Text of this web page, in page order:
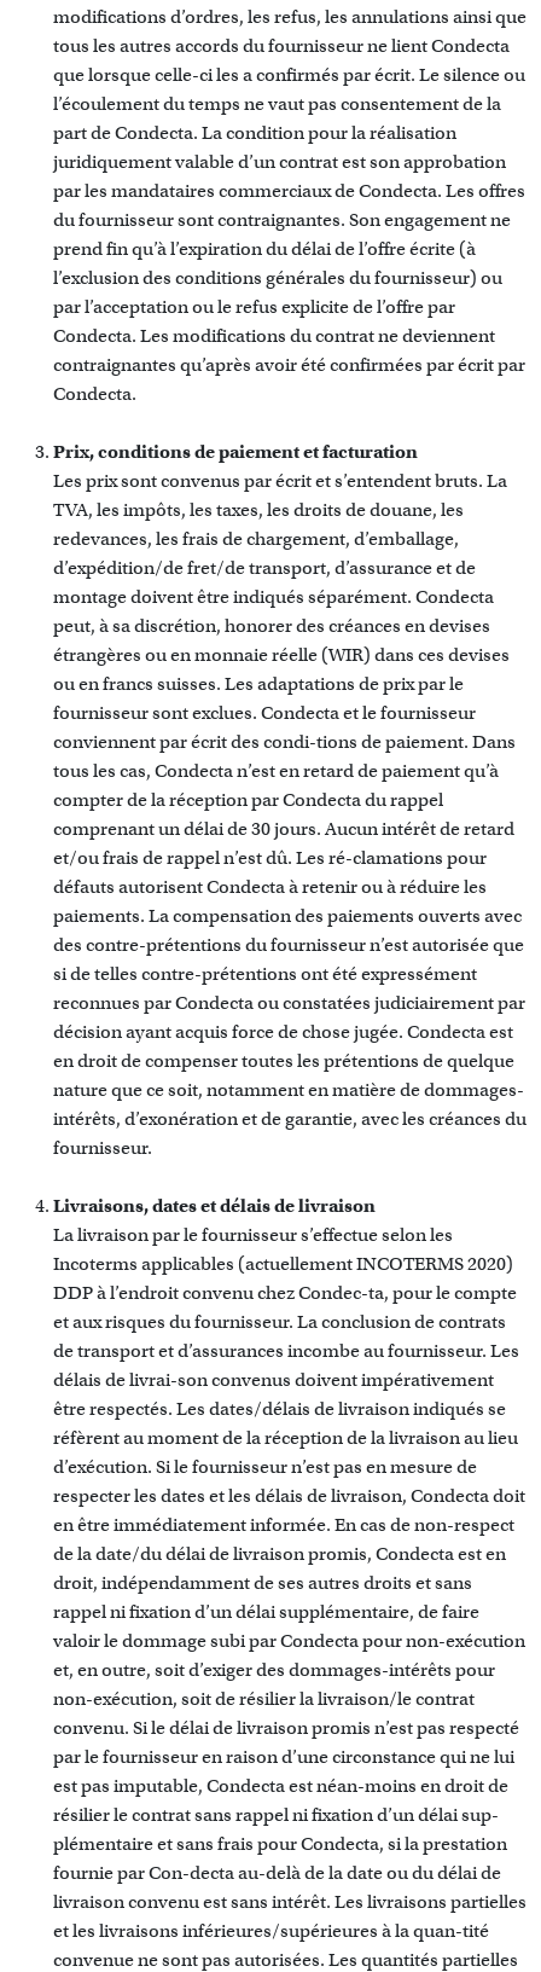
modifications d’ordres, les refus, les annulations ainsi que
tous les autres accords du fournisseur ne lient Condecta
que lorsque celle-ci les a confirmés par écrit. Le silence ou
l’écoulement du temps ne vaut pas consentement de la
part de Condecta. La condition pour la réalisation
juridiquement valable d’un contrat est son approbation
par les mandataires commerciaux de Condecta. Les offres
du fournisseur sont contraignantes. Son engagement ne
prend fin qu’à l’expiration du délai de l’offre écrite (à
l’exclusion des conditions générales du fournisseur) ou
par l’acceptation ou le refus explicite de l’offre par
Condecta. Les modifications du contrat ne deviennent
contraignantes qu’après avoir été confirmées par écrit par
Condecta.
Prix, conditions de paiement et facturation
Les prix sont convenus par écrit et s’entendent bruts. La
TVA, les impôts, les taxes, les droits de douane, les
redevances, les frais de chargement, d’emballage,
d’expédition/de fret/de transport, d’assurance et de
montage doivent être indiqués séparément. Condecta
peut, à sa discrétion, honorer des créances en devises
étrangères ou en monnaie réelle (WIR) dans ces devises
ou en francs suisses. Les adaptations de prix par le
fournisseur sont exclues. Condecta et le fournisseur
conviennent par écrit des condi-tions de paiement. Dans
tous les cas, Condecta n’est en retard de paiement qu’à
compter de la réception par Condecta du rappel
comprenant un délai de 30 jours. Aucun intérêt de retard
et/ou frais de rappel n’est dû. Les ré-clamations pour
défauts autorisent Condecta à retenir ou à réduire les
paiements. La compensation des paiements ouverts avec
des contre-prétentions du fournisseur n’est autorisée que
si de telles contre-prétentions ont été expressément
reconnues par Condecta ou constatées judiciairement par
décision ayant acquis force de chose jugée. Condecta est
en droit de compenser toutes les prétentions de quelque
nature que ce soit, notamment en matière de dommages-
intérêts, d’exonération et de garantie, avec les créances du
fournisseur.
Livraisons, dates et délais de livraison
La livraison par le fournisseur s’effectue selon les
Incoterms applicables (actuellement INCOTERMS 2020)
DDP à l’endroit convenu chez Condec-ta, pour le compte
et aux risques du fournisseur. La conclusion de contrats
de transport et d’assurances incombe au fournisseur. Les
délais de livrai-son convenus doivent impérativement
être respectés. Les dates/délais de livraison indiqués se
réfèrent au moment de la réception de la livraison au lieu
d’exécution. Si le fournisseur n’est pas en mesure de
respecter les dates et les délais de livraison, Condecta doit
en être immédiatement informée. En cas de non-respect
de la date/du délai de livraison promis, Condecta est en
droit, indépendamment de ses autres droits et sans
rappel ni fixation d’un délai supplémentaire, de faire
valoir le dommage subi par Condecta pour non-exécution
et, en outre, soit d’exiger des dommages-intérêts pour
non-exécution, soit de résilier la livraison/le contrat
convenu. Si le délai de livraison promis n’est pas respecté
par le fournisseur en raison d’une circonstance qui ne lui
est pas imputable, Condecta est néan-moins en droit de
résilier le contrat sans rappel ni fixation d’un délai sup-
plémentaire et sans frais pour Condecta, si la prestation
fournie par Con-decta au-delà de la date ou du délai de
livraison convenu est sans intérêt. Les livraisons partielles
et les livraisons inférieures/supérieures à la quan-tité
convenue ne sont pas autorisées. Les quantités partielles